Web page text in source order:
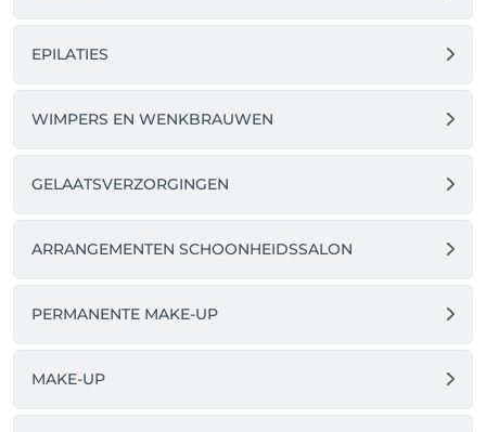
EPILATIES
WIMPERS EN WENKBRAUWEN
GELAATSVERZORGINGEN
ARRANGEMENTEN SCHOONHEIDSSALON
PERMANENTE MAKE-UP
MAKE-UP